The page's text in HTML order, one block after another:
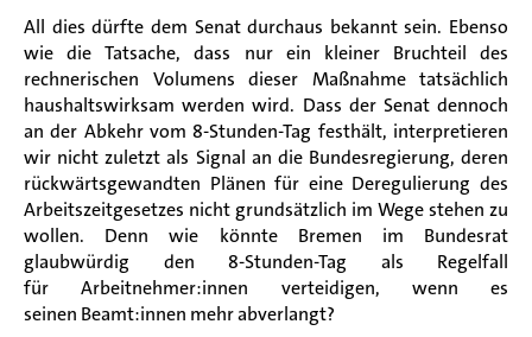
All dies dürfte dem Senat durchaus bekannt sein. Ebenso
wie die Tatsache, dass nur ein kleiner Bruchteil des
rechnerischen Volumens dieser Maßnahme tatsächlich
haushaltswirksam werden wird. Dass der Senat dennoch
an der Abkehr vom 8-Stunden-Tag festhält, interpretieren
wir nicht zuletzt als Signal an die Bundesregierung, deren
rückwärtsgewandten Plänen für eine Deregulierung des
Arbeitszeitgesetzes nicht grundsätzlich im Wege stehen zu
wollen. Denn wie könnte Bremen im Bundesrat
glaubwürdig den 8-Stunden-Tag als Regelfall
für Arbeitnehmer:innen verteidigen, wenn es
seinen Beamt:innen mehr abverlangt?